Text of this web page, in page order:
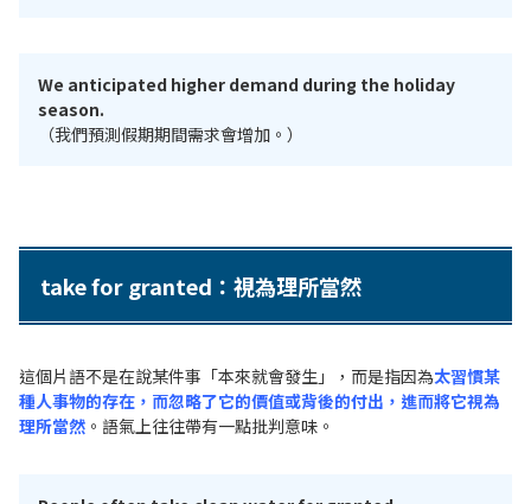
We anticipated higher demand during the holiday
season.
（我們預測假期期間需求會增加。）
take for granted：視為理所當然
這個片語不是在說某件事「本來就會發生」，而是指因為太習慣某
種人事物的存在，而忽略了它的價值或背後的付出，進而將它視為
理所當然 。語氣上往往帶有一點批判意味。